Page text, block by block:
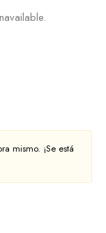
mismo. ¡Se está